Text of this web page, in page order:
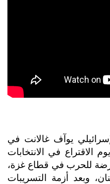
يوآف غالانت في
الاقتراع في الانتخابات
للحرب في قطاع غزة،
وبعد أزمة التسريبات